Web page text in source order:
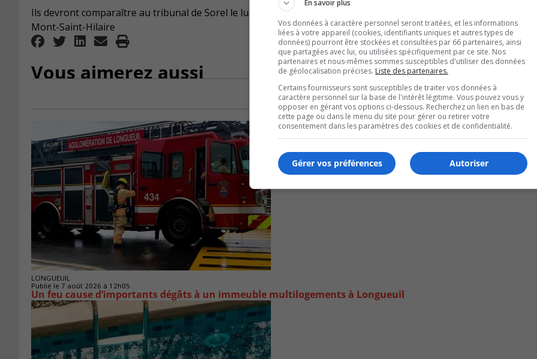
Ils devront comparaître au tribunal de Sorel le lundi 13 décembre 2021.Deux arrestations pour trafic de
Mont-Saint-Hilaire
Vous aimerez aussi
LONGUEUIL
Publié le 7 août 2026 à 12h05
Un feu cause d’importants dégâts à un immeuble multilogements à Longueuil
En savoir plus
Vos données à caractère personnel seront traitées, et les informations
liées à votre appareil (cookies, identifiants uniques et autres types de
données) pourront être stockées et consultées par 66 partenaires, ainsi
que partagées avec lui, ou utilisées spécifiquement par ce site. Nos
partenaires et nous-mêmes sommes susceptibles d'utiliser des données
de géolocalisation précises. Liste des partenaires.
Certains fournisseurs sont susceptibles de traiter vos données à
caractère personnel sur la base de l'intérêt légitime. Vous pouvez vous y
opposer en gérant vos options ci-dessous. Recherchez un lien en bas de
cette page ou dans le menu du site pour gérer ou retirer votre
consentement dans les paramètres des cookies et de confidentialité.
Autoriser
Gérer vos préférences